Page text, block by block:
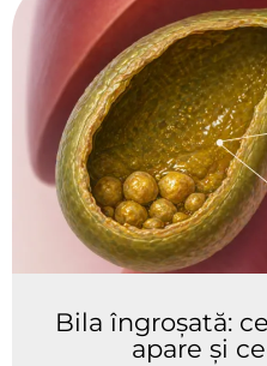
Bila îngroșată:
apare și